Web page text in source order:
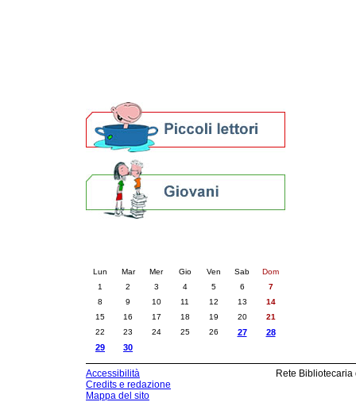
Lun Mar Mer Gio Ven Sab
Dom
1
2 3 4 5 6
7
8
9 10 11 12 13
14
15
16 17 18 19 20
21
22
23 24 25 26 27
28
29
30
Accessibilità
Credits e redazione
Mappa del sito
Rete